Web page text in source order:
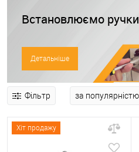
Встановлюємо ручки
Детальніше
Фільтр
Хіт продажу